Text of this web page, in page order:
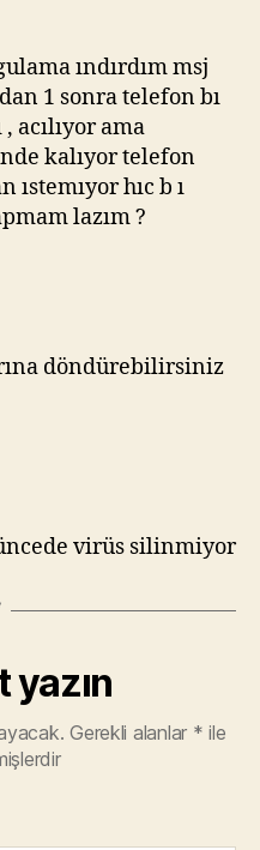
ındırdım msj
1 sonra telefon bı
acılıyor ama
kalıyor telefon
ıstemıyor hıc b ı
lazım ?
döndürebilirsiniz
virüs silinmiyor
yazın
Gerekli alanlar * ile